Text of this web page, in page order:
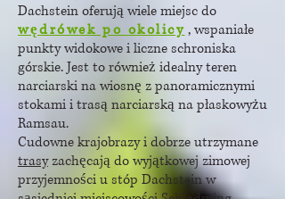
Dachstein oferują wiele miejsc do
wędrówek po okolicy, wspaniałe
punkty widokowe i liczne schroniska
górskie. Jest to również idealny teren
narciarski na wiosnę z panoramicznymi
stokami i trasą narciarską na płaskowyżu
Ramsau.
Cudowne krajobrazy i dobrze utrzymane
trasyzachęcają do wyjątkowej zimowej
przyjemności u stóp Dachstein w